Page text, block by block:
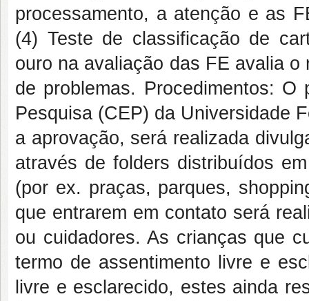
processamento, a atenção e as
(4) Teste de classificação de
ouro na avaliação das FE avalia
de problemas. Procedimentos:
Pesquisa (CEP) da Universidade
a aprovação, será realizada
através de folders distribuídos
(por ex. praças, parques,
que entrarem em contato será
ou cuidadores. As crianças que
termo de assentimento livre e
livre e esclarecido, estes ainda